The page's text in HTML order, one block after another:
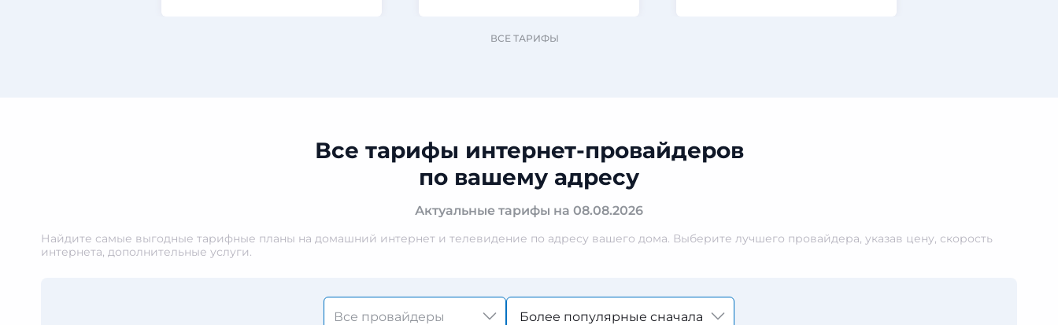
ВСЕ ТАРИФЫ
Все тарифы интернет-провайдеров
по вашему адресу
Актуальные тарифы на 08.08.2026
Найдите самые выгодные тарифные планы на домашний интернет и телевидение по адресу вашего дома. Выберите лучшего провайдера, указав цену, скорость
интернета, дополнительные услуги.
Более популярные сначала